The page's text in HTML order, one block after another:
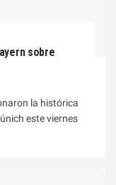
sobre
la histórica
este viernes